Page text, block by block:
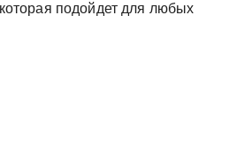
подойдет для любых